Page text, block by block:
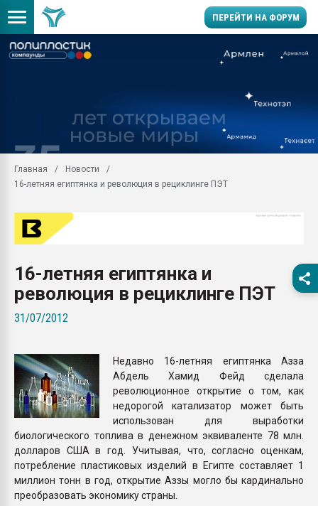
ПЕРЕЙТИ НА ФОРУМ
29.07.2026 ФРП помог
заводу пластмасс"
28.07.2026
ПЕРЕЙТИ НА
Главная
Новости
16-летняя египтянка и революция в рециклинге ПЭТ
16-летняя египтянка и
революция в рециклинге ПЭТ
31/07/2012
Недавно 16-летняя египтянка Азза
Абдель Хамид Фейд сделала
революционное открытие о том, как
недорогой катализатор может быть
использован для выработки
биологического топлива в денежном эквиваленте 78 млн.
долларов США в год. Учитывая, что, согласно оценкам,
потребление пластиковых изделий в Египте составляет 1
миллион тонн в год, открытие Аззы могло бы кардинально
преобразовать экономику страны.